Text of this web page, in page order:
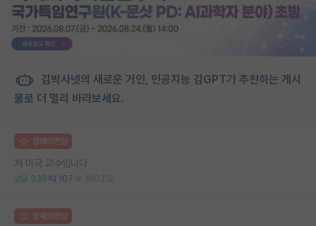
김박사넷의 새로운 거인, 인공지능 김GPT가 추천하는 게시
물로 더 멀리 바라보세요.
명예의전당
저 미국 교수입니다
339 107 100312
명예의전당